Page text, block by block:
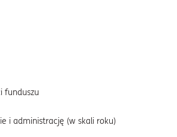
funduszu
i administrację (w skali roku)